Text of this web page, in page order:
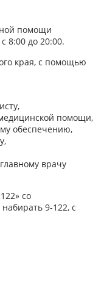
помощи
8:00 до 20:00.
края, с помощью
помощи,
обеспечению,
врачу
со
9-122, с